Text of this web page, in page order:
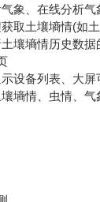
象、在线分析
取土壤墒情(如
壤墒情历史数据
备列表、大屏
墒情、虫情、